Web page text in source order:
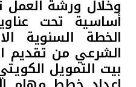
المملكة المتحدة
مملكة البحرين
وخلال ورشة العمل
أساسية تحت
الخطة السنوية
الشرعي من تقديم
بيت التمويل